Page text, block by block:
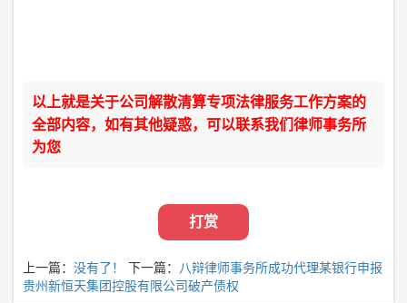
以上就是关于公司解散清算专项法律服务工作方案的
全部内容，如有其他疑惑，可以联系我们律师事务所
为您
打赏
上一篇： 没有了！ 下一篇：
八辩律师事务所成功代理某银行申报
贵州新恒天集团控股有限公司破产债权